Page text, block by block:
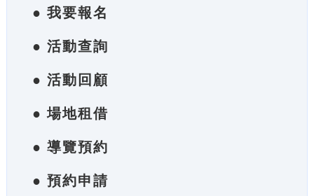
● 我要報名
● 活動查詢
● 活動回顧
● 場地租借
● 導覽預約
● 預約申請